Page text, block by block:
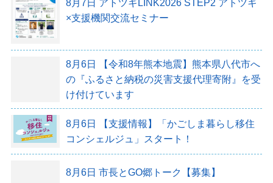
8月7日 アトツギLINK2026 STEP2 アトツギ
×支援機関交流セミナー
8月6日
【令和8年熊本地震】熊本県八代市へ
の『ふるさと納税の災害支援代理寄附』を受
け付けています
8月6日
【支援情報】「かごしま暮らし移住
コンシェルジュ」スタート！
8月6日 市長とGO郷トーク【募集】